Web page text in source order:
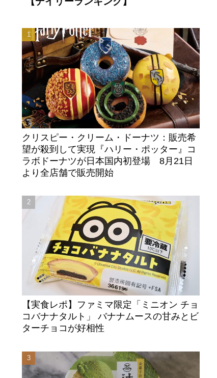
クリスピー・クリーム・ドーナツ：販売希
望が殺到して実現『ハリー・ポッター』コ
ラボドーナツが日本国内初登場 8月21日
より全店舗で販売開始
【実食レポ】ファミマ限定「ミニオン チョ
コバナナタルト」 バナナムースの甘みとビ
ターチョコが好相性